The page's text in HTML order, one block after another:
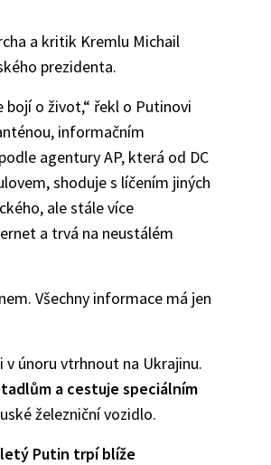
a kritik Kremlu Michail
prezidenta.
o život,“ řekl o Putinovi
informačním
agentury AP, která od DC
shoduje s líčením jiných
ale stále více
a trvá na neustálém
Všechny informace má jen
únoru vtrhnout na Ukrajinu.
a cestuje speciálním
železniční vozidlo.
Putin trpí blíže